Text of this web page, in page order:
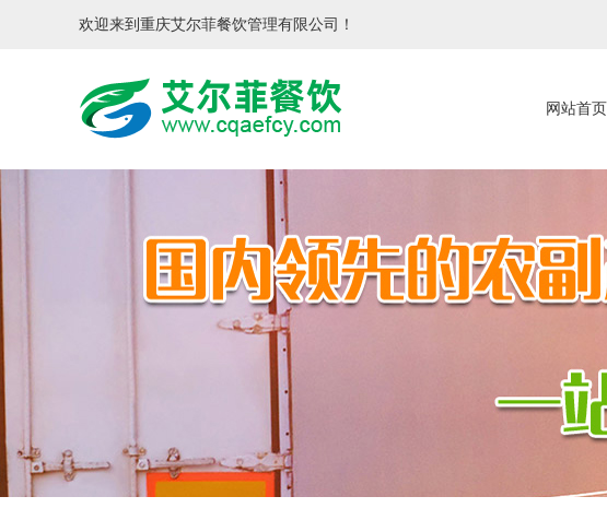
欢迎来到重庆艾尔菲餐饮管理有限公司！
网站首页